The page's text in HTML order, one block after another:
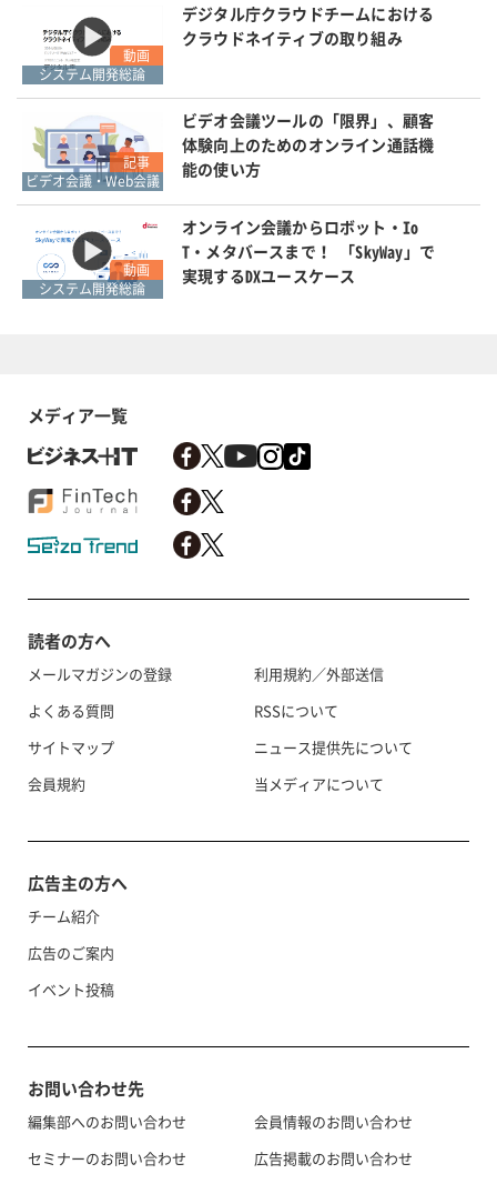
動画
システム開発総論
デジタル庁クラウドチームにおける
クラウドネイティブの取り組み
記事
ビデオ会議・Web会議
ビデオ会議ツールの「限界」、顧客
体験向上のためのオンライン通話機
能の使い方
動画
システム開発総論
オンライン会議からロボット・Io
T・メタバースまで！ 「SkyWay」で
実現するDXユースケース
メディア一覧
読者の方へ
メールマガジンの登録
よくある質問
サイトマップ
会員規約
利用規約／外部送信
RSSについて
ニュース提供先について
当メディアについて
広告主の方へ
チーム紹介
広告のご案内
イベント投稿
お問い合わせ先
編集部へのお問い合わせ
セミナーのお問い合わせ
会員情報のお問い合わせ
広告掲載のお問い合わせ